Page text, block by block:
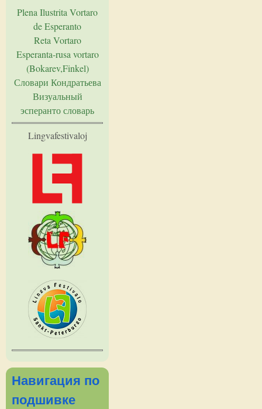
Plena Ilustrita Vortaro
de Esperanto
Reta Vortaro
Esperanta-rusa vortaro
(Bokarev,Finkel)
Словари Кондратьева
Визуальный
эсперанто словарь
Lingvafestivaloj
Навигация по
подшивке